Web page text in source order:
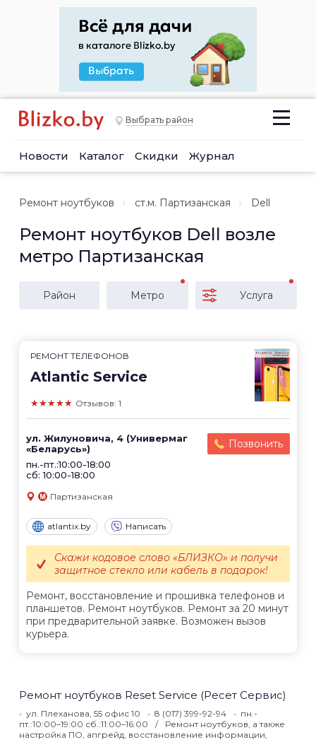
Выбрать район
Новости Каталог Скидки Журнал
Ремонт ноутбуков ст.м. Партизанская Dell
Ремонт ноутбуков Dell возле
метро Партизанская
Район Метро Услуга
РЕМОНТ ТЕЛЕФОНОВ
Atlantic Service
★★★★★ Отзывов: 1
ул. Жилуновича, 4 (Универмаг
«Беларусь»)
пн.-пт.:10:00-18:00
сб: 10:00-18:00
Позвонить
Партизанская
atlantix.by Написать
Ремонт, восстановление и прошивка телефонов и
планшетов. Ремонт ноутбуков. Ремонт за 20 минут
при предварительной заявке. Возможен вызов
курьера.
Скажи кодовое слово «БЛИЗКО» и получи
защитное стекло или кабель в подарок!
Ремонт ноутбуков Reset Service (Ресет Сервис)
ул. Плеханова, 55 офис 10 8 (017) 399-92-94
пн.-
пт.:10:00–19:00 сб.:11:00–16:00
Ремонт ноутбуков, а также
настройка ПО, апгрейд, восстановление информации,